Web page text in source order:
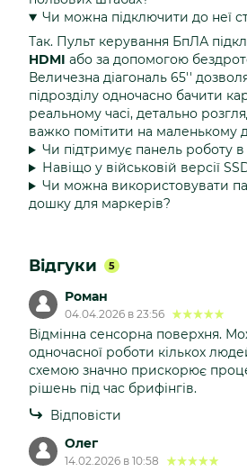
Чи можна підключити до неї
Так. Пульт керування БпЛА
HDMI або за допомогою
Величезна діагональ 65''
підрозділу одночасно бачити
реальному часі, детально
важко помітити на маленькому
Чи підтримує панель роботу в
Навіщо у військовій версії
Чи можна використовувати
дошку для маркерів?
Відгуки 5
Роман
04.04.2026 в 23:56
Відмінна сенсорна поверхня.
одночасної роботи кількох
схемою значно прискорює
рішень під час брифінгів.
Відповісти
Олег
14.02.2026 в 10:58